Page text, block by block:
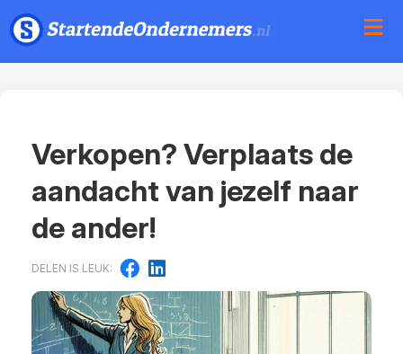
Verkopen? Verplaats de
aandacht van jezelf naar
de ander!
DELEN IS LEUK: